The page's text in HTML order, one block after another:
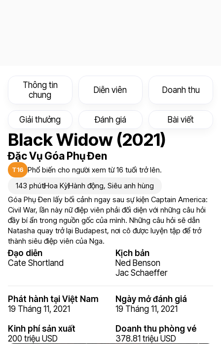
Thông tin
chung
Diễn viên Doanh thu
Giải thưởng Đánh giá Bài viết
Black Widow (2021)
Đặc Vụ Góa Phụ Đen
T16 Phổ biến cho người xem từ 16 tuổi trở lên.
143 phútHoa KỳHành động, Siêu anh hùng
Góa Phụ Đen lấy bối cảnh ngay sau sự kiện Captain America:
Civil War, lần này nữ điệp viên phải đối diện với những câu hỏi
đầy bí ẩn trong nguồn gốc của mình. Những câu hỏi sẽ dẫn
Natasha quay trở lại Budapest, nơi cô được luyện tập để trở
thành siêu điệp viên của Nga.
Đạo diễn
Cate Shortland
Kịch bản
Ned Benson
Jac Schaeffer
Phát hành tại Việt Nam
19 Tháng 11, 2021
Ngày mở đánh giá
19 Tháng 11, 2021
Kinh phí sản xuất
200 triệu USD
Doanh thu phòng vé
378.81 triệu USD